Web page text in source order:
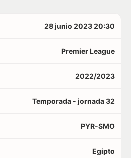
28 junio 2023 20:30
Premier League
2022/2023
Temporada - jornada 32
PYR-SMO
Egipto